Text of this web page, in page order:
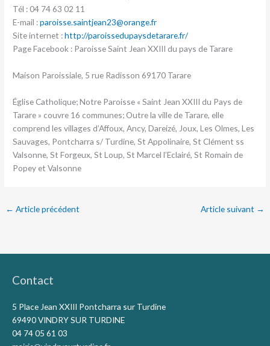
Tél : 04 74 63 02 11
E-mail :paroisse.saintjean23@orange.fr
Site internet :http://paroissedupaysdetarare.fr/
Page Facebook : Paroisse Saint Jean XXIII du pays de Tarare
Maison Paroissiale, 5 rue Radisson 69170 Tarare
Église Catholique; Notre Paroisse « Saint Jean XXIII du Pays de
Tarare » couvre 16 communes; Outre la ville de Tarare, elle
comprend les villages d’Affoux, Ancy, Dareizé, Joux, Les Olmes, Les
Sauvages, Pontcharra s/ Turdine, St Appolinaire, St Clément ss
Valsonne, St Forgeux, St Loup, St Marcel l’Eclairé, St Romain de
Popey et Valsonne
← Article précédent Article suivant →
Contact
5 Place Jean XXIII Pontcharra sur Turdine
69490 VINDRY SUR TURDINE
04 74 05 61 03